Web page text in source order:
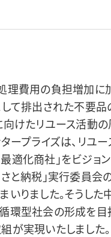
理費用の負担増加
して排出された不要
向けたリユース活動
ープライズは、リユ
適化商社」をビジョ
さと納税」実行委員
りました。そうした
環型社会の形成を目
が実現いたしました。